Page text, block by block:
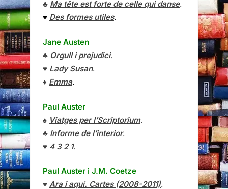
♣ Ma tête est forte de celle qui danse.
♥ Des formes utiles.
Jane Austen
♣ Orgull i prejudici.
♥ Lady Susan.
♦ Emma.
Paul Auster
♠ Viatges per l’Scriptorium.
♣ Informe de l’interior.
♥ 4 3 2 1.
Paul Auster i J.M. Coetze
♥ Ara i aquí. Cartes (2008-2011).